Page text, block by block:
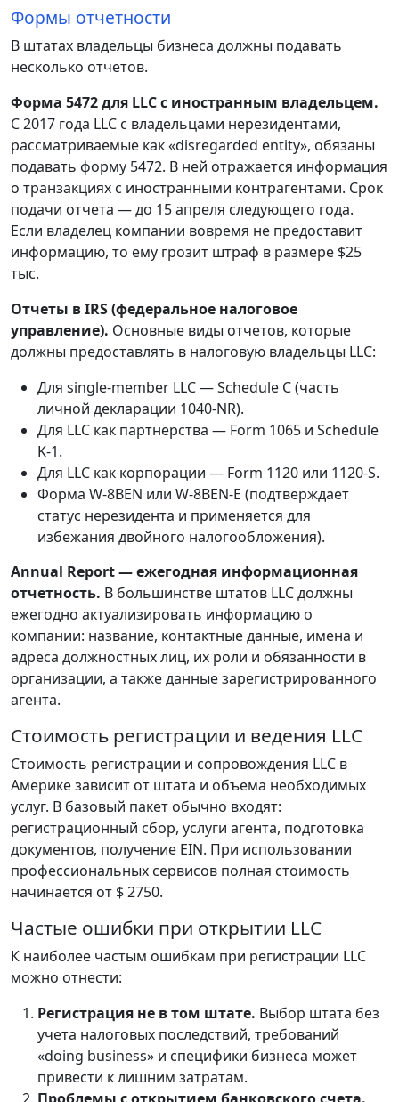
Формы отчетности
В штатах владельцы бизнеса должны подавать
несколько отчетов.
Форма 5472 для LLC с иностранным владельцем.
С 2017 года LLC с владельцами нерезидентами,
рассматриваемые как «disregarded entity», обязаны
подавать форму 5472. В ней отражается информация
о транзакциях с иностранными контрагентами. Срок
подачи отчета — до 15 апреля следующего года.
Если владелец компании вовремя не предоставит
информацию, то ему грозит штраф в размере $25
тыс.
Отчеты в IRS (федеральное налоговое
управление). Основные виды отчетов, которые
должны предоставлять в налоговую владельцы LLC:
Для single-member LLC — Schedule C (часть
личной декларации 1040-NR).
Для LLC как партнерства — Form 1065 и Schedule
K-1.
Для LLC как корпорации — Form 1120 или 1120-S.
Форма W-8BEN или W-8BEN-E (подтверждает
статус нерезидента и применяется для
избежания двойного налогообложения).
Annual Report — ежегодная информационная
отчетность. В большинстве штатов LLC должны
ежегодно актуализировать информацию о
компании: название, контактные данные, имена и
адреса должностных лиц, их роли и обязанности в
организации, а также данные зарегистрированного
агента.
Стоимость регистрации и ведения LLC
Стоимость регистрации и сопровождения LLC в
Америке зависит от штата и объема необходимых
услуг. В базовый пакет обычно входят:
регистрационный сбор, услуги агента, подготовка
документов, получение EIN. При использовании
профессиональных сервисов полная стоимость
начинается от $ 2750.
Частые ошибки при открытии LLC
К наиболее частым ошибкам при регистрации LLC
можно отнести:
Регистрация не в том штате. Выбор штата без
учета налоговых последствий, требований
«doing business» и специфики бизнеса может
привести к лишним затратам.